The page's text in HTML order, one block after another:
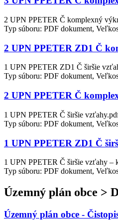
2 UPN PPETER Č komplexný
Typ súboru: PDF dokument,
2 UPN PPETER ZD1 Č
1 UPN PPETER ZD1 Č širšie
Typ súboru: PDF dokument,
2 UPN PPETER Č
1 UPN PPETER Č širšie
Typ súboru: PDF dokument,
1 UPN PPETER ZD1 Č
1 UPN PPETER Č širšie vzťahy –
Typ súboru: PDF dokument,
Územný plán obce >
Územný plán obce -